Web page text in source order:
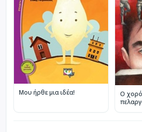
Μου ήρθε μια ιδέα!
Ο